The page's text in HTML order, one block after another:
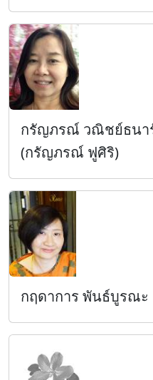
กรัญภรณ์ วณิชย์ธนา
(กรัญภรณ์ ฟูศิริ)
กฤดาการ พันธ์บูรณะ